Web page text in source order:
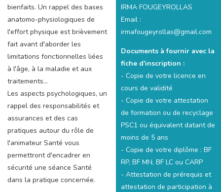
bienfaits. Un rappel des bases
anatomo-physiologiques de
l'effort physique est brièvement
fait avant d'aborder les
limitations fonctionnelles liées
à l'âge, à la maladie et aux
traitements...
Les aspects psychologiques, un
rappel des responsabilités et
assurances et des cas
pratiques autour du rôle de
l'animateur Santé vous
permettront d'encadrer en
sécurité une séance Santé
dans la pratique concernée.
IRMA FOUGEYROLLAS
Email :
irmafougeyrollas@gmail.com
Documents à fournir avec la
fiche d'inscription :
- Copie de votre licence en
cours de validité
- Copie de votre attestation
de formation ou de recyclage
PSC1 ou équivalent datant de
moins de 5 ans
- Copie de votre diplôme : BF
RP, BF MN, BF LC ou CARP
- Attestation de prérequis et
attestation de participation à